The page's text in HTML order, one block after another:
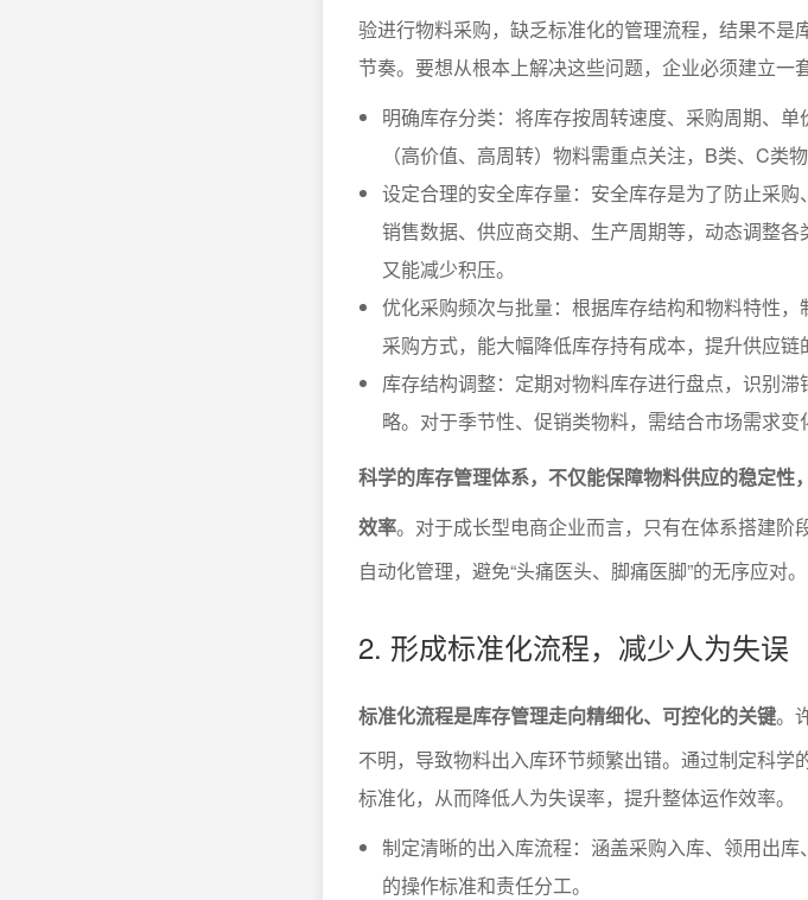
验进行物料采购，缺乏标准化的管理流程，结果不是
节奏。要想从根本上解决这些问题，企业必须建立一
明确库存分类：将库存按周转速度、采购周期、
（高价值、高周转）物料需重点关注，B类、C类
设定合理的安全库存量：安全库存是为了防止采
销售数据、供应商交期、生产周期等，动态调整各
又能减少积压。
优化采购频次与批量：根据库存结构和物料特性
采购方式，能大幅降低库存持有成本，提升供应链
库存结构调整：定期对物料库存进行盘点，识别
略。对于季节性、促销类物料，需结合市场需求变
科学的库存管理体系，不仅能保障物料供应的稳定性
效率。对于成长型电商企业而言，只有在体系搭建阶
自动化管理，避免“头痛医头、脚痛医脚”的无序应对。
2. 形成标准化流程，减少人为失误
标准化流程是库存管理走向精细化、可控化的关键。
不明，导致物料出入库环节频繁出错。通过制定科学
标准化，从而降低人为失误率，提升整体运作效率。
制定清晰的出入库流程：涵盖采购入库、领用出
的操作标准和责任分工。